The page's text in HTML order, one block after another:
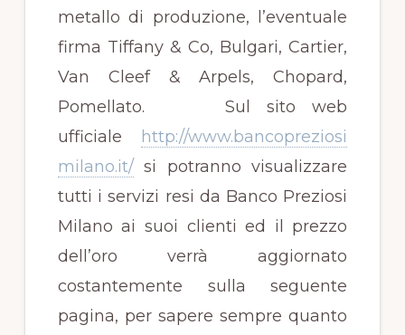
metallo di produzione, l’eventuale
firma Tiffany & Co, Bulgari, Cartier,
Van Cleef & Arpels, Chopard,
Pomellato. Sul sito web
ufficiale
http://www.bancopreziosi
milano.it/si potranno visualizzare
tutti i servizi resi da Banco Preziosi
Milano ai suoi clienti ed il prezzo
dell’oro verrà aggiornato
costantemente sulla seguente
pagina, per sapere sempre quanto